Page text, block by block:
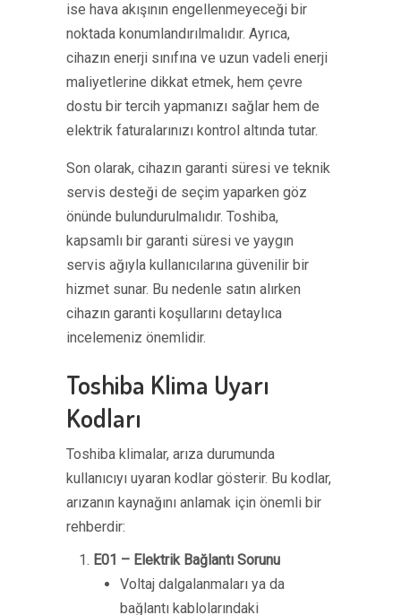
ise hava akışının engellenmeyeceği bir
noktada konumlandırılmalıdır. Ayrıca,
cihazın enerji sınıfına ve uzun vadeli enerji
maliyetlerine dikkat etmek, hem çevre
dostu bir tercih yapmanızı sağlar hem de
elektrik faturalarınızı kontrol altında tutar.
Son olarak, cihazın garanti süresi ve teknik
servis desteği de seçim yaparken göz
önünde bulundurulmalıdır. Toshiba,
kapsamlı bir garanti süresi ve yaygın
servis ağıyla kullanıcılarına güvenilir bir
hizmet sunar. Bu nedenle satın alırken
cihazın garanti koşullarını detaylıca
incelemeniz önemlidir.
Toshiba Klima Uyarı
Kodları
Toshiba klimalar, arıza durumunda
kullanıcıyı uyaran kodlar gösterir. Bu kodlar,
arızanın kaynağını anlamak için önemli bir
rehberdir:
E01 – Elektrik Bağlantı Sorunu
Voltaj dalgalanmaları ya da
bağlantı kablolarındaki